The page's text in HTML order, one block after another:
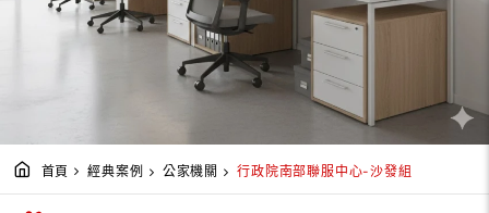
首頁 經典案例 公家機關 行政院南部聯服中心-沙發組